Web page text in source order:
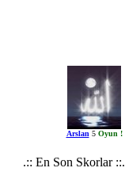
Arslan 5 Oyun !
.:: En Son Skorlar ::.